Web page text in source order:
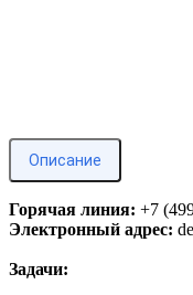
Описание
Горячая линия: +7
Электронный адрес:
Задачи: